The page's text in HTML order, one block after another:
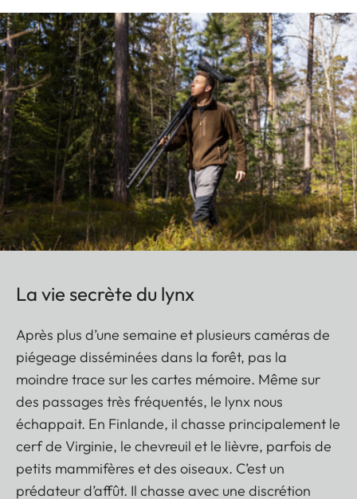
La vie secrète du lynx
Après plus d’une semaine et plusieurs caméras de
piégeage disséminées dans la forêt, pas la
moindre trace sur les cartes mémoire. Même sur
des passages très fréquentés, le lynx nous
échappait. En Finlande, il chasse principalement le
cerf de Virginie, le chevreuil et le lièvre, parfois de
petits mammifères et des oiseaux. C’est un
prédateur d’affût. Il chasse avec une discrétion